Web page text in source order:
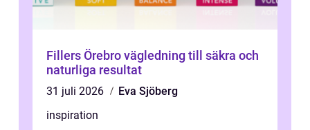
Fillers Örebro vägledning till säkra och
naturliga resultat
31 juli 2026
Eva Sjöberg
inspiration